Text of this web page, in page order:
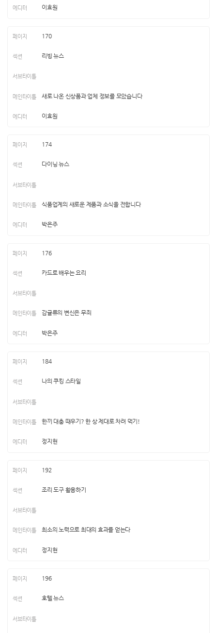
이효원
170
리빙 뉴스
새로 나온 신상품과 업체 정보를 모았습니다
이효원
174
다이닝 뉴스
식품업계의 새로운 제품과 소식을 전합니다
박은주
176
카드로 배우는 요리
감귤류의 변신은 무죄
박은주
184
나의 쿠킹 스타일
한끼 대충 때우기? 한 상 제대로 차려 먹기!
정지현
192
조리 도구 활용하기
최소의 노력으로 최대의 효과를 얻는다
정지현
196
호텔 뉴스